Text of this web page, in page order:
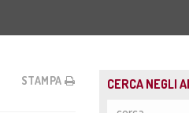
STAMPA CERCA NEGLI